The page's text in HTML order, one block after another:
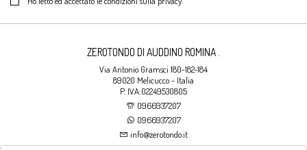
ZEROTONDO DI AUDDINO ROMINA .
Via Antonio Gramsci 180-182-184
89020 Melicucco - Italia
P. IVA:02249530805
0966937207
0966937207
info@zerotondo.it